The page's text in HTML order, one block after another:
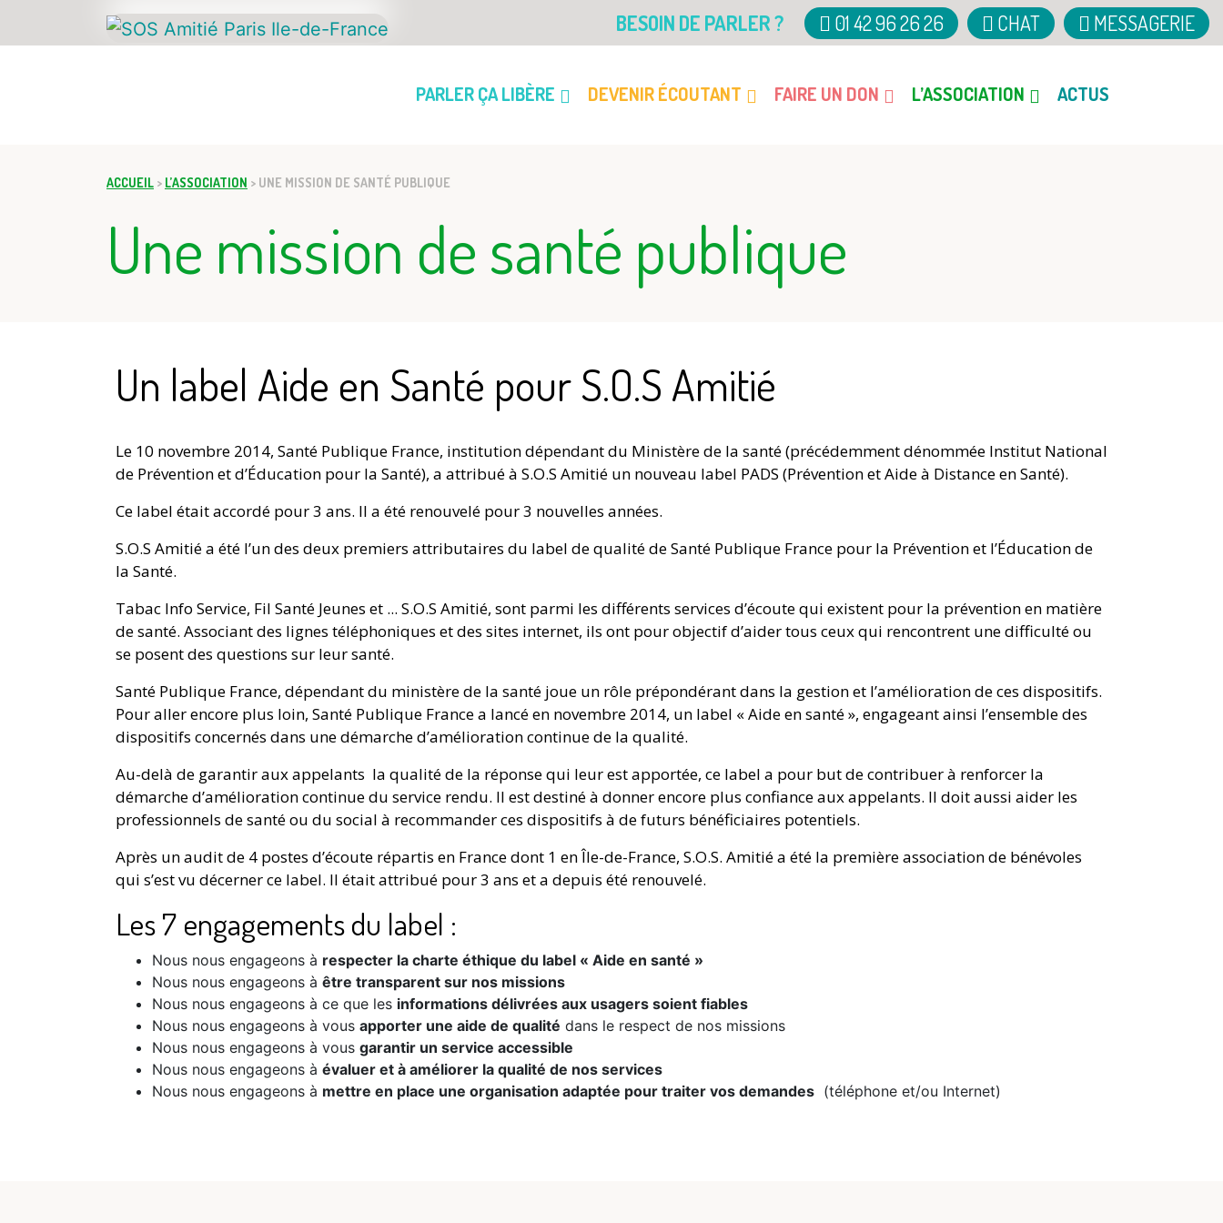
BESOIN DE PARLER ? 01 42 96 26 26 CHAT MESSAGERIE
PARLER ÇA LIBÈRE DEVENIR ÉCOUTANT FAIRE UN DON L’ASSOCIATION ACTUS
ACCUEIL > L’ASSOCIATION > UNE MISSION DE SANTÉ PUBLIQUE
Une mission de santé publique
Un label Aide en Santé pour S.O.S Amitié
Le 10 novembre 2014, Santé Publique France, institution dépendant du Ministère de la santé (précédemment dénommée Institut National
de Prévention et d’Éducation pour la Santé), a attribué à S.O.S Amitié un nouveau label PADS (Prévention et Aide à Distance en Santé).
Ce label était accordé pour 3 ans. Il a été renouvelé pour 3 nouvelles années.
S.O.S Amitié a été l’un des deux premiers attributaires du label de qualité de Santé Publique France pour la Prévention et l’Éducation de
la Santé.
Tabac Info Service, Fil Santé Jeunes et ... S.O.S Amitié, sont parmi les différents services d’écoute qui existent pour la prévention en matière
de santé. Associant des lignes téléphoniques et des sites internet, ils ont pour objectif d’aider tous ceux qui rencontrent une difficulté ou
se posent des questions sur leur santé.
Santé Publique France, dépendant du ministère de la santé joue un rôle prépondérant dans la gestion et l’amélioration de ces dispositifs.
Pour aller encore plus loin, Santé Publique France a lancé en novembre 2014, un label « Aide en santé », engageant ainsi l’ensemble des
dispositifs concernés dans une démarche d’amélioration continue de la qualité.
Au-delà de garantir aux appelants la qualité de la réponse qui leur est apportée, ce label a pour but de contribuer à renforcer la
démarche d’amélioration continue du service rendu. Il est destiné à donner encore plus confiance aux appelants. Il doit aussi aider les
professionnels de santé ou du social à recommander ces dispositifs à de futurs bénéficiaires potentiels.
Après un audit de 4 postes d’écoute répartis en France dont 1 en Île-de-France, S.O.S. Amitié a été la première association de bénévoles
qui s’est vu décerner ce label. Il était attribué pour 3 ans et a depuis été renouvelé.
Les 7 engagements du label :
Nous nous engageons à respecter la charte éthique du label « Aide en santé »
Nous nous engageons à être transparent sur nos missions
Nous nous engageons à ce que les informations délivrées aux usagers soient fiables
Nous nous engageons à vous apporter une aide de qualité dans le respect de nos missions
Nous nous engageons à vous garantir un service accessible
Nous nous engageons à évaluer et à améliorer la qualité de nos services
Nous nous engageons à mettre en place une organisation adaptée pour traiter vos demandes (téléphone et/ou Internet)